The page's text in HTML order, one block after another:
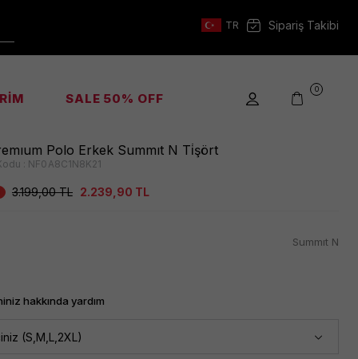
TR Sipariş Takibi
SALE 50% OFF
0
Polo Erkek Summıt N Ti̇şört
: NF0A8C1N8K21
3.199,00TL 2.239,90 TL
Summıt N
hakkında yardım
(S,M,L,2XL)